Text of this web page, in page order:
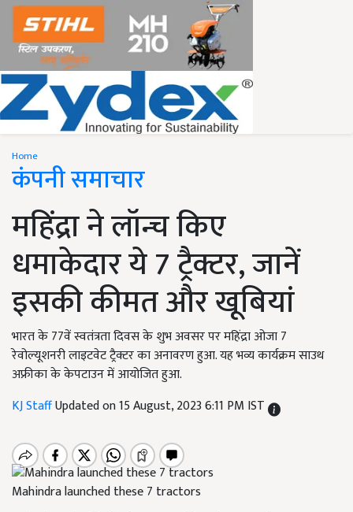
Home
कंपनी समाचार
महिंद्रा ने लॉन्च किए
धमाकेदार ये 7 ट्रैक्टर, जानें
इसकी कीमत और खूबियां
भारत के 77वें स्वतंत्रता दिवस के शुभ अवसर पर महिंद्रा ओजा 7
रेवोल्यूशनरी लाइटवेट ट्रैक्टर का अनावरण हुआ. यह भव्य कार्यक्रम साउथ
अफ्रीका के केपटाउन में आयोजित हुआ.
KJ StaffUpdated on 15 August, 2023 6:11 PM IST
Mahindra launched these 7 tractors